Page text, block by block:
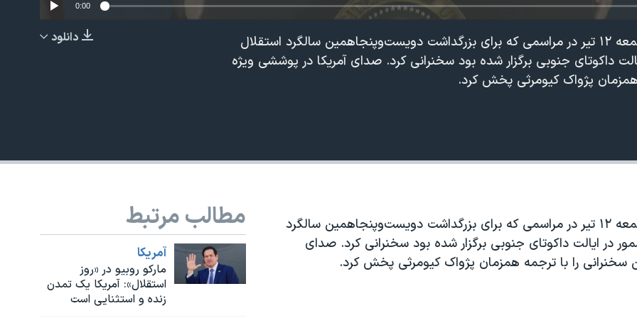
EMBED
720p
1080p
0:00
دانلود
پرزیدنت ترامپ شامگاه جمعه ۱۲ تیر در مراسمی که برای بزرگداشت دویست‌وپنجاهمین سالگرد استقلال
داکوتای جنوبی برگزار شده بود سخنرانی کرد. صدای آمریکا در پوششی ویژه
همزمان پژواک کیومرثی پخش کرد.
پرزیدنت ترامپ شامگاه جمعه ۱۲ تیر در مراسمی که برای بزرگداشت دویست‌وپنجاهمین سالگرد
در ایالت داکوتای جنوبی برگزار شده بود سخنرانی کرد. صدای
سخنرانی را با ترجمه همزمان پژواک کیومرثی پخش کرد.
مطالب مرتبط
آمريکا
مارکو روبیو در «روز
استقلال»: آمریکا یک تمدن
زنده و استثنایی است